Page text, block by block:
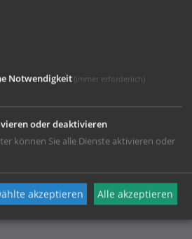
zurück
Notwendigkeit(immer erforderlich)
oder deaktivieren
können Sie alle Dienste aktivieren oder
akzeptieren Alle akzeptieren